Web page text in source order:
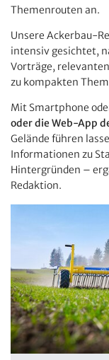
Themenrouten an.
Unsere Ackerbau-
intensiv gesichtet,
Vorträge,
zu kompakten
Mit Smartphone
oder die Web-App
Gelände führen
Informationen zu
Hintergründen –
Redaktion.